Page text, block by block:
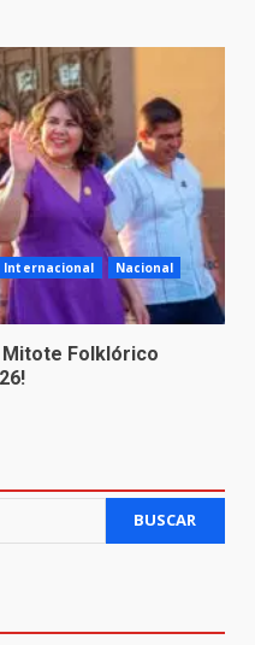
Internacional
Nacional
Mitote Folklórico
BUSCAR